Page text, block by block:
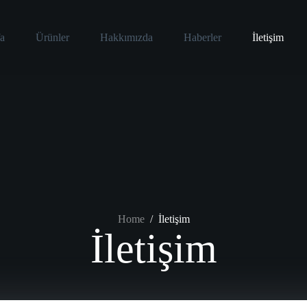
Ürünler Hakkımızda Haberler İletişim
Home / İletişim
İletişim